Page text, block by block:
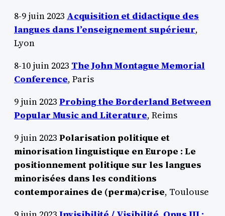
8-9 juin 2023 Acquisition et didactique des
langues dans l’enseignement supérieur,
Lyon
8-10 juin 2023 The John Montague Memorial
Conference, Paris
9 juin 2023 Probing the Borderland Between
Popular Music and Literature, Reims
9 juin 2023 Polarisation politique et
minorisation linguistique en Europe : Le
positionnement politique sur les langues
minorisées dans les conditions
contemporaines de (perma)crise, Toulouse